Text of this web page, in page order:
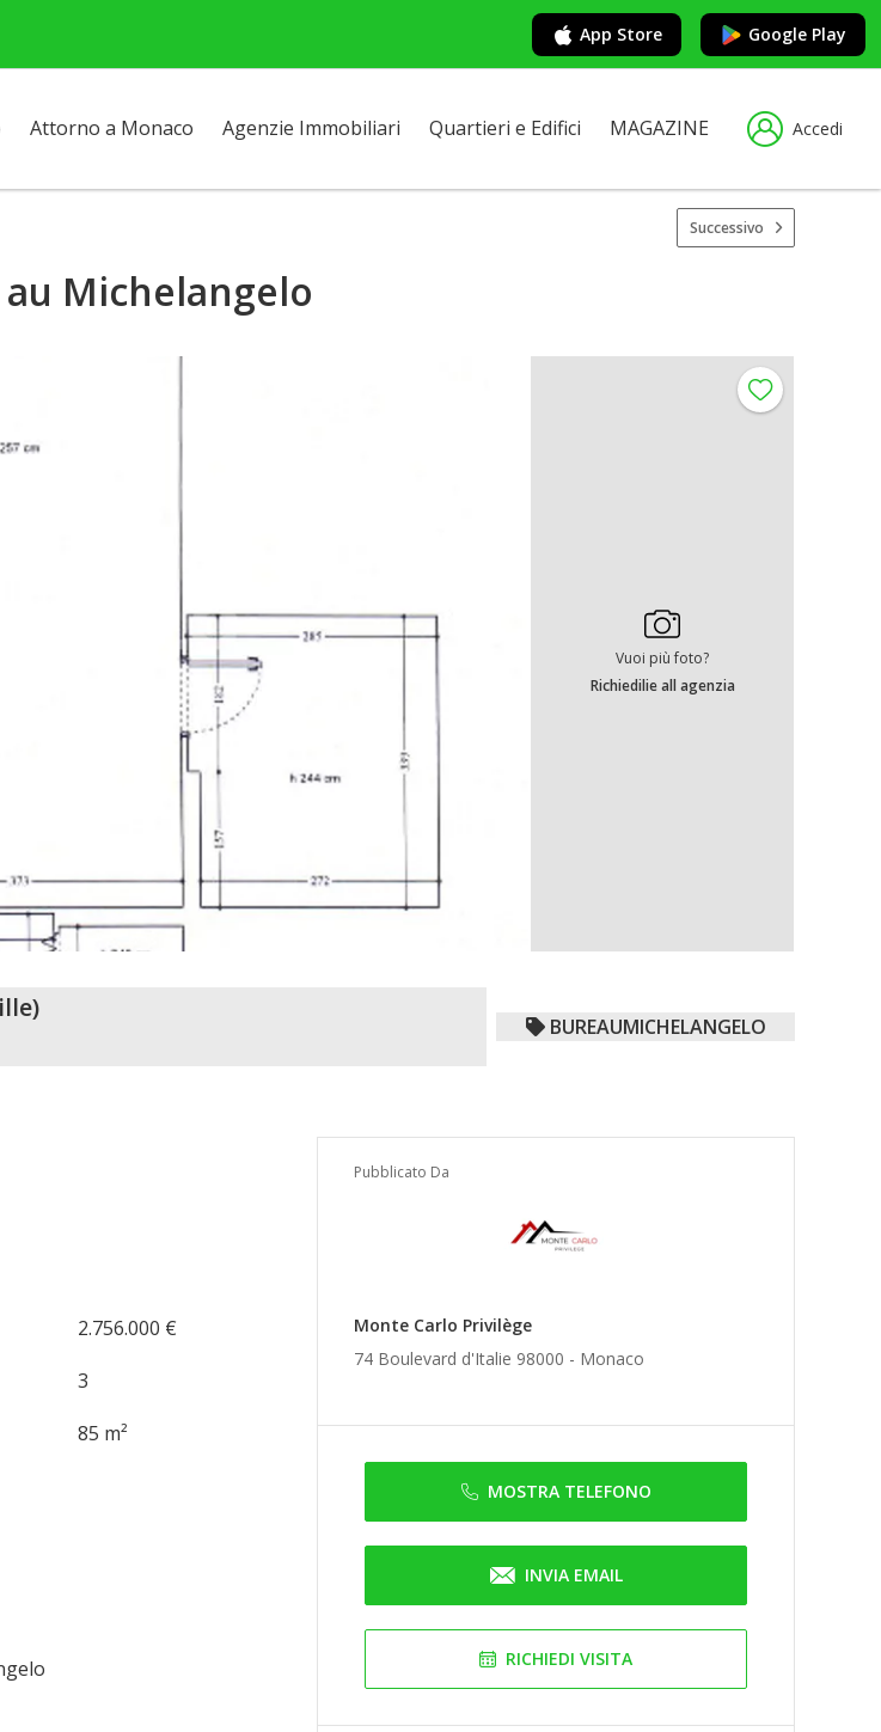
App Store Google Play
Attorno a Monaco Agenzie Immobiliari Quartieri e Edifici MAGAZINE Accedi
Successivo
Michelangelo
Vuoi più foto?
Richiedilie all agenzia
)
BUREAUMICHELANGELO
Pubblicato Da
Monte Carlo Privilège
74 Boulevard d'Italie 98000 - Monaco
MOSTRA TELEFONO
INVIA EMAIL
RICHIEDI VISITA
2.756.000 €
3
85 m²